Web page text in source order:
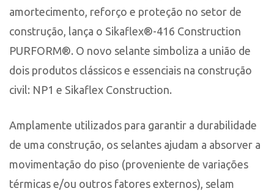
amortecimento, reforço e proteção no setor de
construção, lança o Sikaflex®-416 Construction
PURFORM®. O novo selante simboliza a união de
dois produtos clássicos e essenciais na construção
civil: NP1 e Sikaflex Construction.
Amplamente utilizados para garantir a durabilidade
de uma construção, os selantes ajudam a absorver a
movimentação do piso (proveniente de variações
térmicas e/ou outros fatores externos), selam